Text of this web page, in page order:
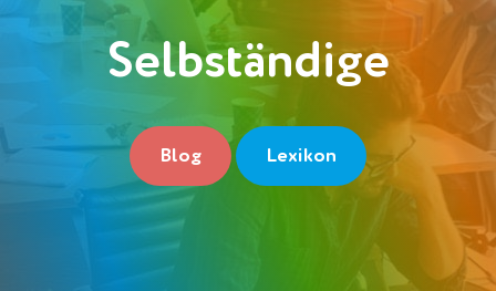
Deutsch
Einloggen
Gratis anmelden
Selbständige
Blog Lexikon